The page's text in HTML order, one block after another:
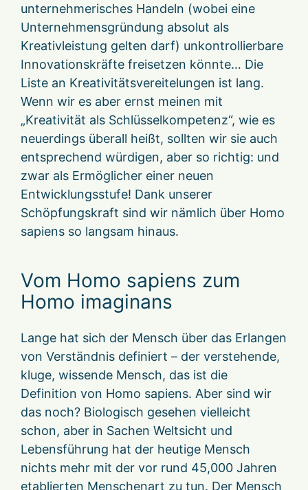
unternehmerisches Handeln (wobei eine
Unternehmensgründung absolut als
Kreativleistung gelten darf) unkontrollierbare
Innovationskräfte freisetzen könnte… Die
Liste an Kreativitätsvereitelungen ist lang.
Wenn wir es aber ernst meinen mit
„Kreativität als Schlüsselkompetenz“, wie es
neuerdings überall heißt, sollten wir sie auch
entsprechend würdigen, aber so richtig: und
zwar als Ermöglicher einer neuen
Entwicklungsstufe! Dank unserer
Schöpfungskraft sind wir nämlich über Homo
sapiens so langsam hinaus.
Vom Homo sapiens zum
Homo imaginans
Lange hat sich der Mensch über das Erlangen
von Verständnis definiert – der verstehende,
kluge, wissende Mensch, das ist die
Definition von Homo sapiens. Aber sind wir
das noch? Biologisch gesehen vielleicht
schon, aber in Sachen Weltsicht und
Lebensführung hat der heutige Mensch
nichts mehr mit der vor rund 45,000 Jahren
etablierten Menschenart zu tun. Der Mensch